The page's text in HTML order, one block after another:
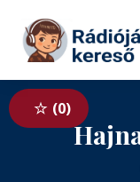
Tovább a
0